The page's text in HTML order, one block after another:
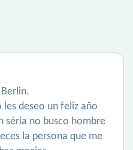
deseo un feliz año
séria no busco hombre
la persona que me